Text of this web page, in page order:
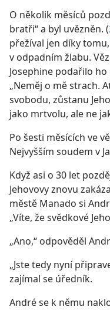
O několik měsíců
bratři“ a byl uvězněn. (
přežíval jen díky
v odpadním žlabu.
Josephine podařilo
„Neměj o mě strach.
svobodu, zůstanu
jako mrtvolu, ale ne
Po šesti měsících ve
Nejvyšším soudem v
Když asi o 30 let
Jehovovy znovu
městě Manado si
„Víte, že svědkové
„Ano,“ odpověděl
„Jste tedy nyní
zajímal se úředník.
André se k němu